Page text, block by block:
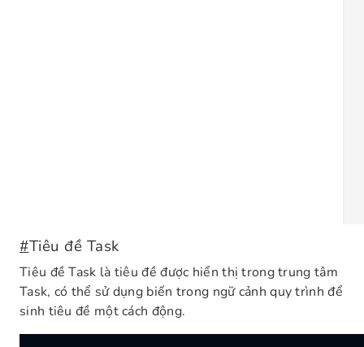
#Tiêu đề Task
Tiêu đề Task là tiêu đề được hiển thị trong trung tâm
Task, có thể sử dụng biến trong ngữ cảnh quy trình để
sinh tiêu đề một cách động.